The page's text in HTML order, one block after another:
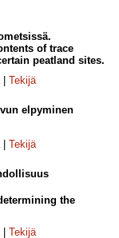
of trace
peatland sites.
| Tekijä
elpyminen
| Tekijä
the
| Tekijä